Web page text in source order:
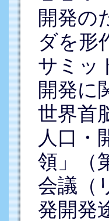
開発の
ダを形
サミッ
開発に
世界首
人口・
領」（
会議（
発開発